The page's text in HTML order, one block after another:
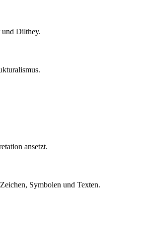
und Dilthey.
ansetzt.
Symbolen und Texten.